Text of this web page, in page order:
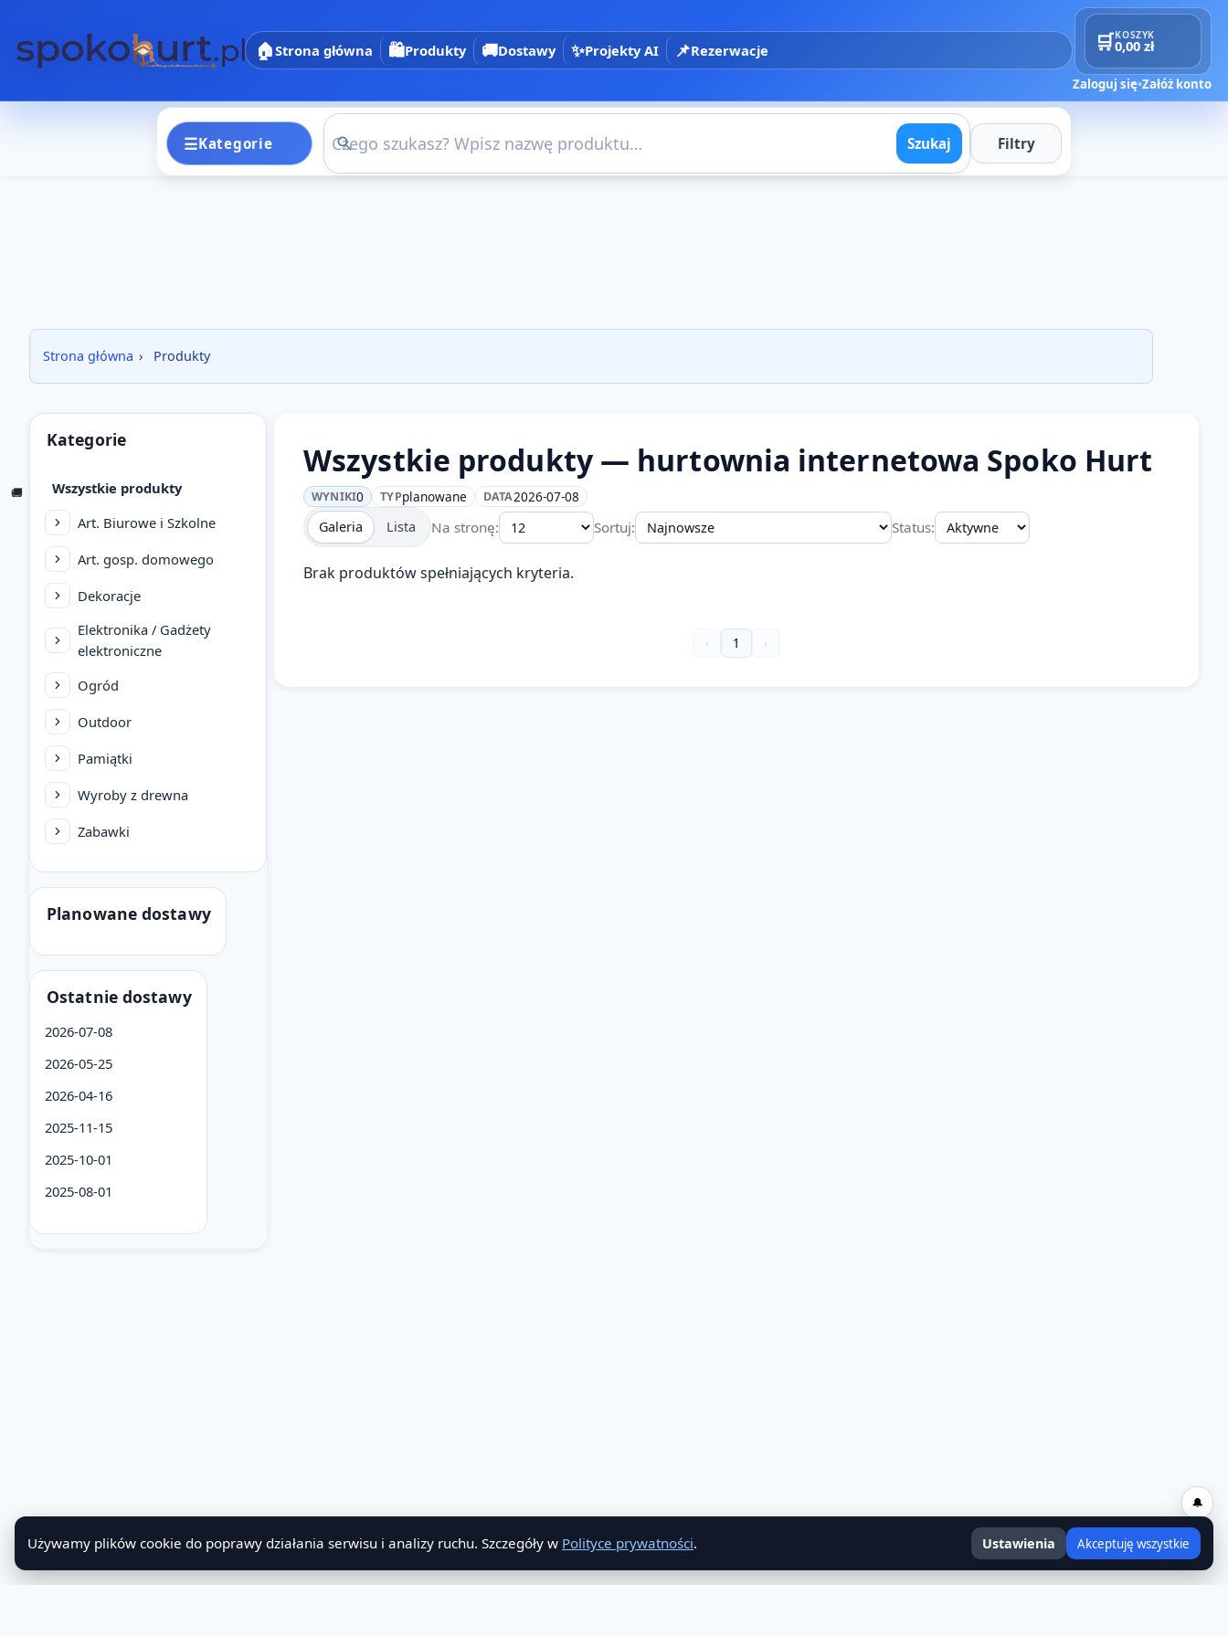
🏠Strona główna 🛍️Produkty 🚚Dostawy ✨Projekty AI 📌Rezerwacje 🛒KOSZYK
0,00 zł
Zaloguj się•Załóż konto
☰Kategorie Szukaj Filtry
Strona główna › Produkty
Kategorie
Wszystkie produkty
Art. Biurowe i Szkolne
Art. gosp. domowego
Dekoracje
Elektronika / Gadżety
elektroniczne
Ogród
Outdoor
Pamiątki
Wyroby z drewna
Zabawki
Planowane dostawy
Ostatnie dostawy
2026-07-08
2026-05-25
2026-04-16
2025-11-15
2025-10-01
2025-08-01
Wszystkie produkty — hurtownia internetowa Spoko Hurt
WYNIKI0
🚚 TYPplanowane
📅 DATA2026-07-08
Galeria
Lista Na stronę: Sortuj: Status:
Brak produktów spełniających kryteria.
‹ 1 ›
🔔
Używamy plików cookie do poprawy działania serwisu i analizy ruchu. Szczegóły w Polityce prywatności. Ustawienia Akceptuję wszystkie